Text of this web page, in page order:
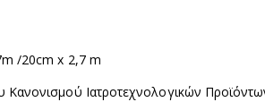
/20cm x 2,7 m
Κανονισμού Ιατροτεχνολογικών